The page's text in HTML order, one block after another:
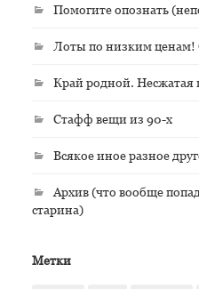
Помогите опознать
Лоты по низким
Край родной. Несжатая
Стафф вещи из 90-х
Всякое иное разное
Архив (что вообще
старина)
Метки